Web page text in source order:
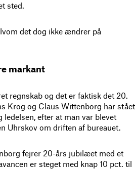
sted.
det dog ikke ændrer på
markant
regnskab og det er faktisk det 20.
Krog og Claus Wittenborg har stået
ledelsen, efter at man var blevet
Uhrskov om driften af bureauet.
fejrer 20-års jubilæet med et
er steget med knap 10 pct. til